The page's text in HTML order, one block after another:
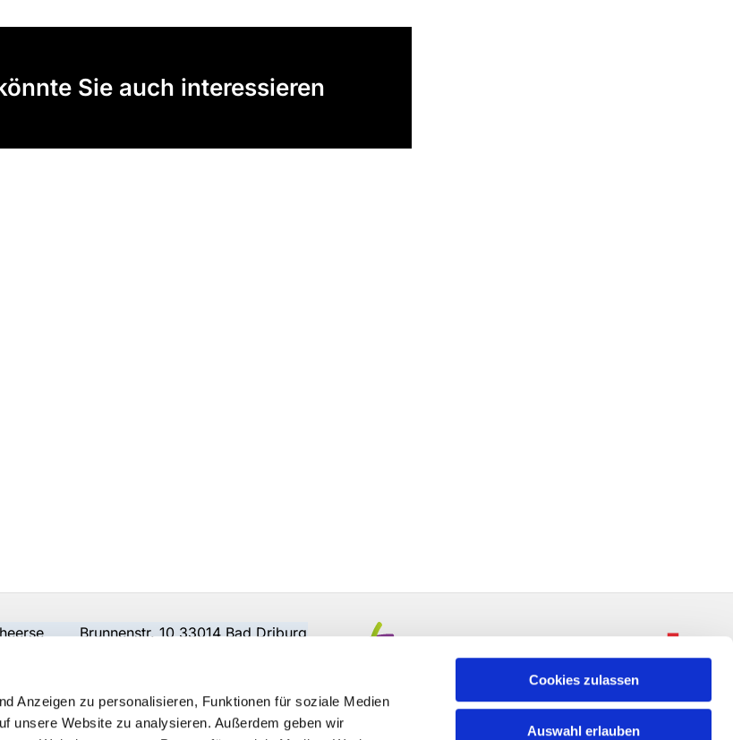
Anzeigen zu personalisieren, Funktionen für soziale Medien
unsere Website zu analysieren. Außerdem geben wir
Cookies zulassen
Auswahl erlauben
Sie auch interessieren
Brunnenstr. 10 33014 Bad Driburg